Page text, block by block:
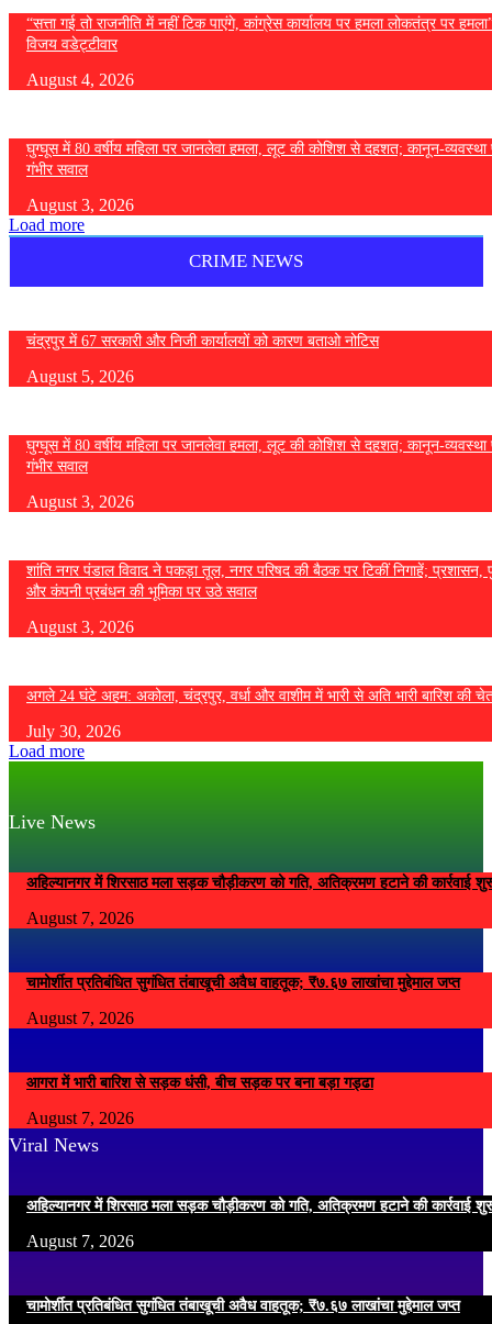
“सत्ता गई तो राजनीति में नहीं टिक पाएंगे, कांग्रेस कार्यालय पर हमला लोकतंत्र पर
विजय वडेट्टीवार
August 4, 2026
घुग्घूस में 80 वर्षीय महिला पर जानलेवा हमला, लूट की कोशिश से दहशत; कानून-व्यवस्था
गंभीर सवाल
August 3, 2026
Load more
CRIME NEWS
चंद्रपुर में 67 सरकारी और निजी कार्यालयों को कारण बताओ नोटिस
August 5, 2026
घुग्घूस में 80 वर्षीय महिला पर जानलेवा हमला, लूट की कोशिश से दहशत; कानून-व्यवस्था
गंभीर सवाल
August 3, 2026
शांति नगर पंडाल विवाद ने पकड़ा तूल, नगर परिषद की बैठक पर टिकीं निगाहें; प्रशासन,
और कंपनी प्रबंधन की भूमिका पर उठे सवाल
August 3, 2026
अगले 24 घंटे अहम: अकोला, चंद्रपुर, वर्धा और वाशीम में भारी से अति भारी बारिश की
July 30, 2026
Load more
Live News
अहिल्यानगर में शिरसाठ मला सड़क चौड़ीकरण को गति, अतिक्रमण हटाने की कार्रवाई
August 7, 2026
चामोर्शीत प्रतिबंधित सुगंधित तंबाखूची अवैध वाहतूक; ₹७.६७ लाखांचा मुद्देमाल जप्त
August 7, 2026
आगरा में भारी बारिश से सड़क धंसी, बीच सड़क पर बना बड़ा गड्ढा
August 7, 2026
Viral News
अहिल्यानगर में शिरसाठ मला सड़क चौड़ीकरण को गति, अतिक्रमण हटाने की कार्रवाई
August 7, 2026
चामोर्शीत प्रतिबंधित सुगंधित तंबाखूची अवैध वाहतूक; ₹७.६७ लाखांचा मुद्देमाल जप्त